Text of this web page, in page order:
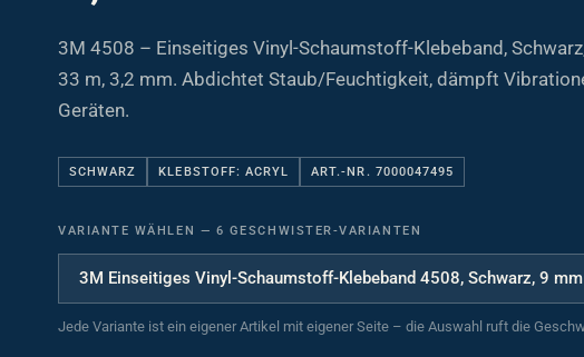
3M 4508 – Einseitiges Vinyl-Schaumstoff-Klebeband, Schwarz,
33 m, 3,2 mm. Abdichtet Staub/Feuchtigkeit, dämpft
Geräten.
SCHWARZ KLEBSTOFF: ACRYL ART.-NR. 7000047495
VARIANTE WÄHLEN
Jede Variante ist ein eigener Artikel mit eigener Seite – die Auswahl ruft die